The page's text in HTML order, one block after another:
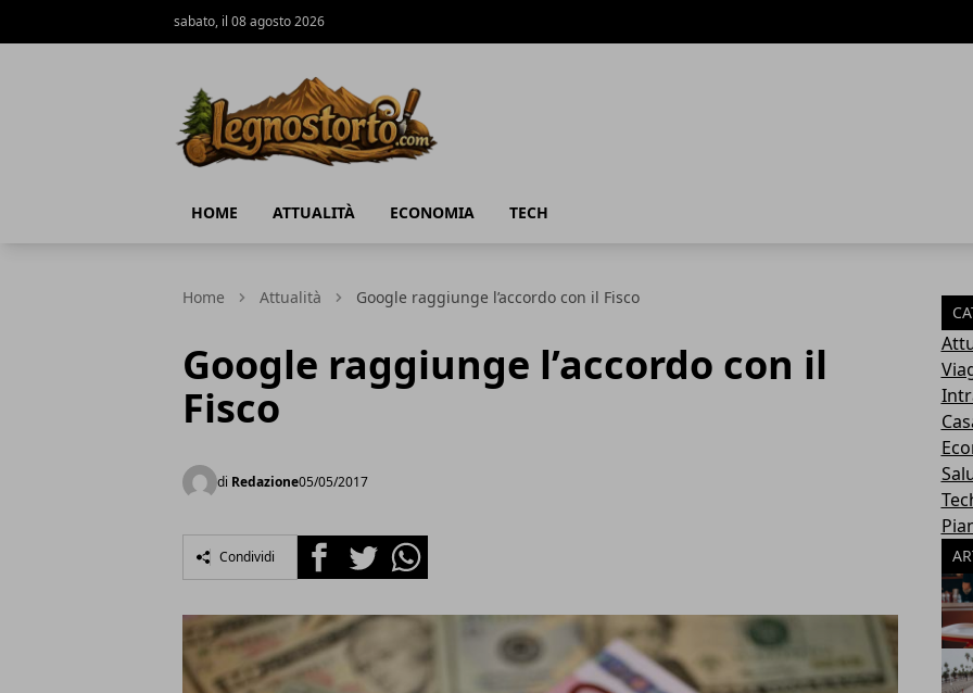
sabato, il 08 agosto 2026
HOME ATTUALITÀ ECONOMIA TECH
Home Attualità Google raggiunge l’accordo con il Fisco
Google raggiunge l’accordo con il
Fisco
di Redazione05/05/2017
Condividi FacebookTwitterWhatsapp